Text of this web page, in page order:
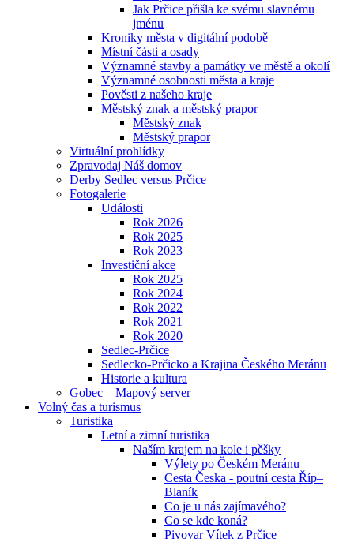
Jak Prčice přišla ke svému slavnému
jménu
Kroniky města v digitální podobě
Místní části a osady
Významné stavby a památky ve městě a okolí
Významné osobnosti města a kraje
Pověsti z našeho kraje
Městský znak a městský prapor
Městský znak
Městský prapor
Virtuální prohlídky
Zpravodaj Náš domov
Derby Sedlec versus Prčice
Fotogalerie
Události
Rok 2026
Rok 2025
Rok 2023
Investiční akce
Rok 2025
Rok 2024
Rok 2022
Rok 2021
Rok 2020
Sedlec-Prčice
Sedlecko-Prčicko a Krajina Českého Meránu
Historie a kultura
Gobec – Mapový server
Volný čas a turismus
Turistika
Letní a zimní turistika
Naším krajem na kole i pěšky
Výlety po Českém Meránu
Cesta Česka - poutní cesta Říp–
Blaník
Co je u nás zajímavého?
Co se kde koná?
Pivovar Vítek z Prčice